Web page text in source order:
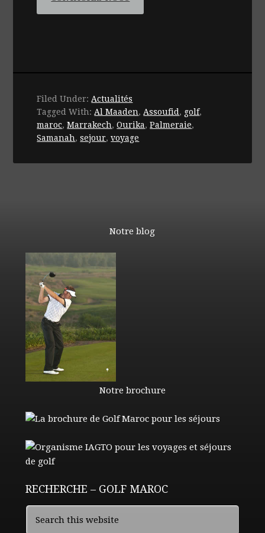
Filed Under:Actualités
Tagged With:Al Maaden,Assoufid, golf,
maroc,Marrakech,Ourika,Palmeraie,
Samanah,sejour,voyage
Notre blog
Notre brochure
RECHERCHE – GOLF MAROC